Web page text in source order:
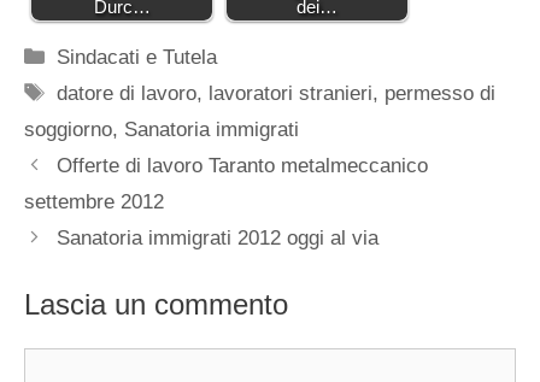
Durc… dei…
Categorie
Sindacati e Tutela
Tag
datore di lavoro, lavoratori stranieri, permesso di
soggiorno, Sanatoria immigrati
Offerte di lavoro Taranto metalmeccanico
settembre 2012
Sanatoria immigrati 2012 oggi al via
Lascia un commento